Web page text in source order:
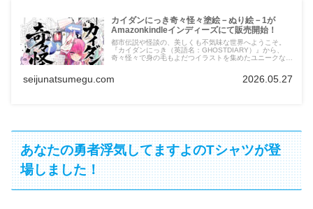
カイダンにっき奇々怪々塗絵－ぬり絵－1が
Amazonkindleインディーズにて販売開始！
都市伝説や怪談の、美しくも不気味な世界へようこそ。
『カイダンにっき（英語名：GHOSTDIARY）』から、
奇々怪々で身の毛もよだつイラストを集めたユニークな塗
なた自身の命（色）を吹き込んでください。 伝統的な暗
seijunatsumegu.com 2026.05.27
あなたの勇者浮気してますよのTシャツが登
場しました！